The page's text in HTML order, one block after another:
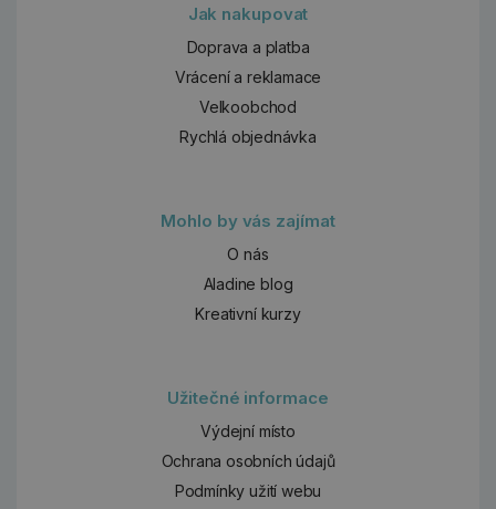
Jak nakupovat
Doprava a platba
Vrácení a reklamace
Velkoobchod
Rychlá objednávka
Mohlo by vás zajímat
O nás
Aladine blog
Kreativní kurzy
Užitečné informace
Výdejní místo
Ochrana osobních údajů
Podmínky užití webu